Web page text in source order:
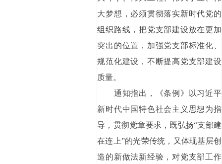
大梦想，必须贯彻落实新时代党的
组织路线，把党支部建设放在更加
突出的位置，加强党支部标准化、
规范化建设，不断提高党支部建设
质量。
通知指出，《条例》以习近平
新时代中国特色社会主义思想为指
导，贯彻党章要求，既弘扬“支部建
在连上”的光荣传统，又体现基层创
造的新做法新经验，对党支部工作